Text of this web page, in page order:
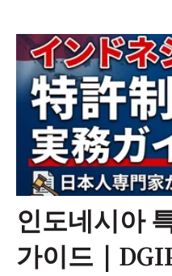
인도네시아
가이드｜